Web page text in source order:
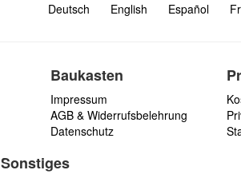
Deutsch English Español
Baukasten
Impressum
AGB & Widerrufsbelehrung
Datenschutz
Sonstiges